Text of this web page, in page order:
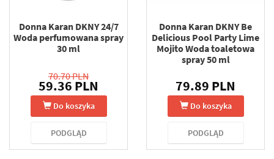
Donna Karan DKNY 24/7
Woda perfumowana spray
30 ml
70.70 PLN
59.36 PLN
Do koszyka
PODGLĄD
Donna Karan DKNY Be
Delicious Pool Party Lime
Mojito Woda toaletowa
spray 50 ml
79.89 PLN
Do koszyka
PODGLĄD